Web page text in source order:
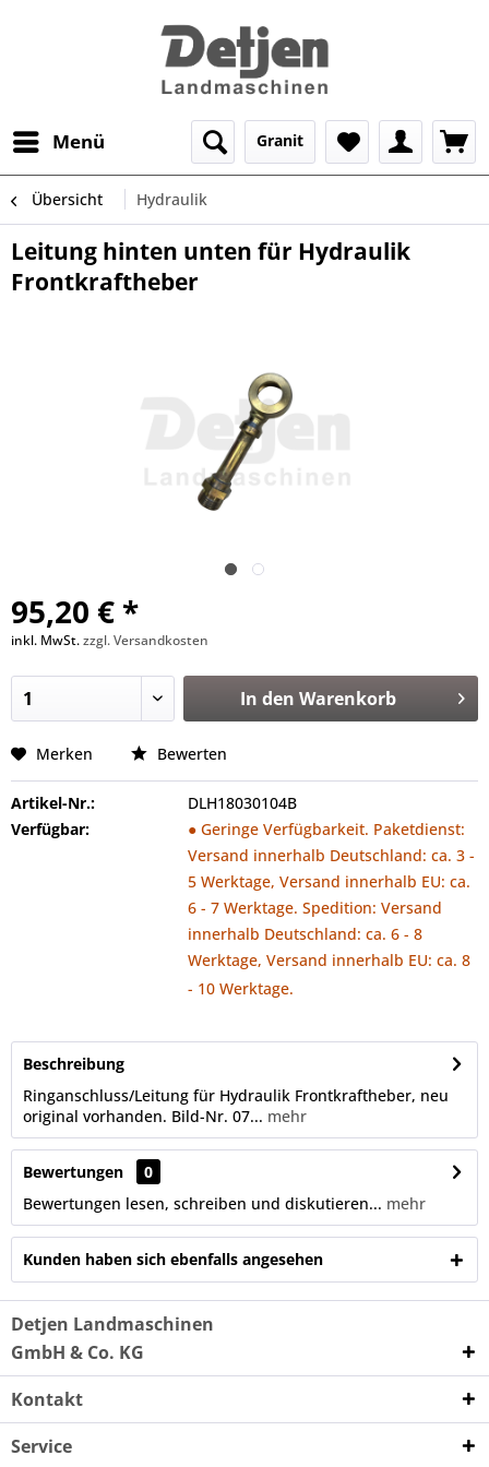
Menü Granit
Übersicht Hydraulik
Leitung hinten unten für Hydraulik
Frontkraftheber
95,20 € *
inkl. MwSt.zzgl. Versandkosten
In den Warenkorb
Merken Bewerten
Artikel-Nr.:
DLH18030104B
Verfügbar:
● Geringe Verfügbarkeit. Paketdienst:
Versand innerhalb Deutschland: ca. 3 -
5 Werktage, Versand innerhalb EU: ca.
6 - 7 Werktage. Spedition: Versand
innerhalb Deutschland: ca. 6 - 8
Werktage, Versand innerhalb EU: ca. 8
- 10 Werktage.
Beschreibung
Ringanschluss/Leitung für Hydraulik Frontkraftheber, neu
original vorhanden. Bild-Nr. 07... mehr
Bewertungen
0
Bewertungen lesen, schreiben und diskutieren... mehr
Kunden haben sich ebenfalls angesehen
Detjen Landmaschinen
GmbH & Co. KG
Kontakt
Service